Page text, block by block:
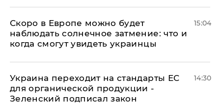
Скоро в Европе можно будет
наблюдать солнечное затмение: что и
когда смогут увидеть украинцы
15:04
Украина переходит на стандарты ЕС
для органической продукции -
Зеленский подписал закон
14:30